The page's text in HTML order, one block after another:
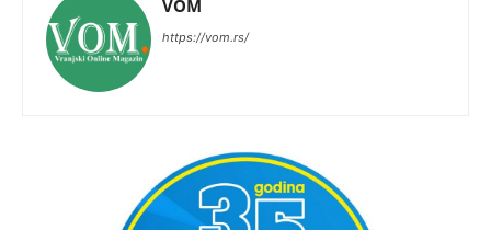
VOM
https://vom.rs/